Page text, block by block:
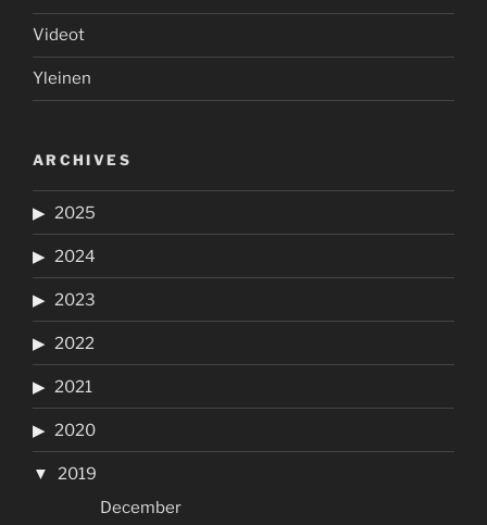
Videot
Yleinen
ARCHIVES
2025
2024
2023
2022
2021
2020
2019
December